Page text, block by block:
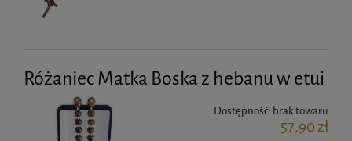
Różaniec Matka Boska z hebanu w etui
Dostępność: brak towaru
57,90 zł